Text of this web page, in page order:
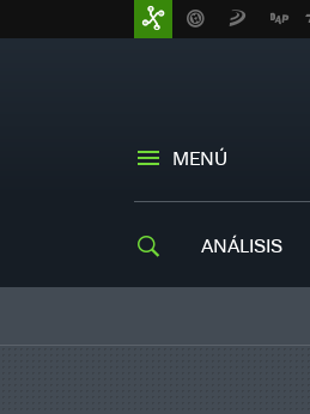
MENÚ
ANÁLISIS